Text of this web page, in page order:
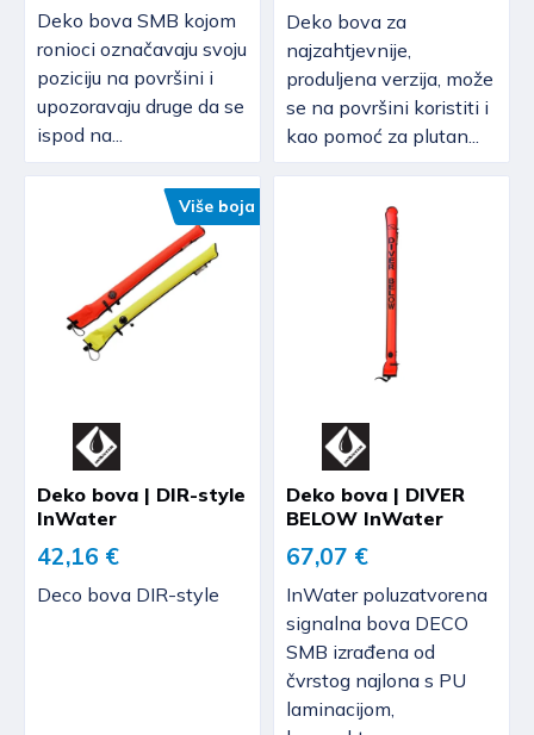
Deko bova SMB kojom
ronioci označavaju svoju
poziciju na površini i
upozoravaju druge da se
ispod na...
Deko bova za
najzahtjevnije,
produljena verzija, može
se na površini koristiti i
kao pomoć za plutan...
Više boja
Deko bova | DIR-style
InWater
42,16 €
Deco bova DIR-style
Deko bova | DIVER
BELOW InWater
67,07 €
InWater poluzatvorena
signalna bova DECO
SMB izrađena od
čvrstog najlona s PU
laminacijom,